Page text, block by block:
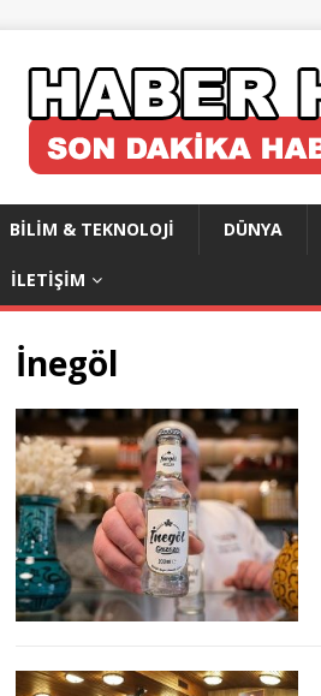
BILIM & TEKNOLOJI DÜNYA
İLETIŞIM
İnegöl